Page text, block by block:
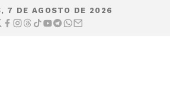
7 DE AGOSTO DE 2026